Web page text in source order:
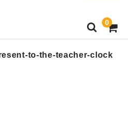
0
to-the-teacher-clock